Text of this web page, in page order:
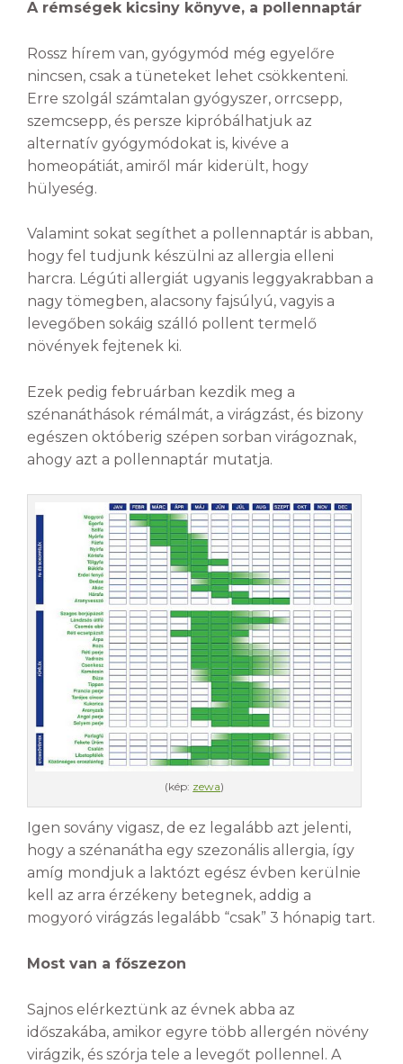
A rémségek kicsiny könyve, a pollennaptár
Rossz hírem van, gyógymód még egyelőre
nincsen, csak a tüneteket lehet csökkenteni.
Erre szolgál számtalan gyógyszer, orrcsepp,
szemcsepp, és persze kipróbálhatjuk az
alternatív gyógymódokat is, kivéve a
homeopátiát, amiről már kiderült, hogy
hülyeség.
Valamint sokat segíthet a pollennaptár is abban,
hogy fel tudjunk készülni az allergia elleni
harcra. Légúti allergiát ugyanis leggyakrabban a
nagy tömegben, alacsony fajsúlyú, vagyis a
levegőben sokáig szálló pollent termelő
növények fejtenek ki.
Ezek pedig februárban kezdik meg a
szénanáthások rémálmát, a virágzást, és bizony
egészen októberig szépen sorban virágoznak,
ahogy azt a pollennaptár mutatja.
(kép: zewa)
Igen sovány vigasz, de ez legalább azt jelenti,
hogy a szénanátha egy szezonális allergia, így
amíg mondjuk a laktózt egész évben kerülnie
kell az arra érzékeny betegnek, addig a
mogyoró virágzás legalább “csak” 3 hónapig tart.
Most van a főszezon
Sajnos elérkeztünk az évnek abba az
időszakába, amikor egyre több allergén növény
virágzik, és szórja tele a levegőt pollennel. A